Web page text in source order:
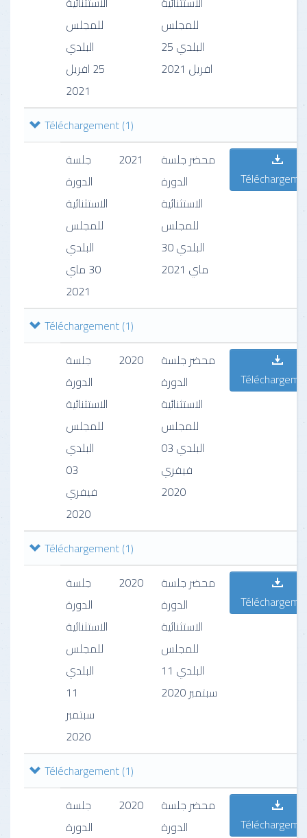
للمجلس
البلدي
25 افريل
2021
للمجلس
البلدي 25
افريل 2021
Téléchargement(1)
جلسة
الدورة
الاستثنائية
للمجلس
البلدي
30 ماي
2021
2021
محضر جلسة
الدورة
الاستثنائية
للمجلس
البلدي 30
ماي 2021
Téléchargement(1)
جلسة
الدورة
الاستثنائية
للمجلس
البلدي
03
فيفري
2020
2020
محضر جلسة
الدورة
الاستثنائية
للمجلس
البلدي 03
فيفري
2020
Téléchargement(1)
جلسة
الدورة
الاستثنائية
للمجلس
البلدي
11
سبتمبر
2020
2020
محضر جلسة
الدورة
الاستثنائية
للمجلس
البلدي 11
سبتمبر 2020
Téléchargement(1)
جلسة
الدورة
2020
محضر جلسة
الدورة